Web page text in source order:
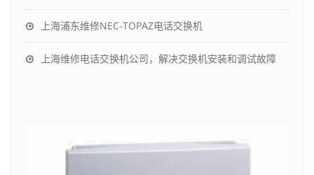
上海浦东维修NEC-TOPAZ电话交换机
上海维修电话交换机公司，解决交换机安装和调试故障